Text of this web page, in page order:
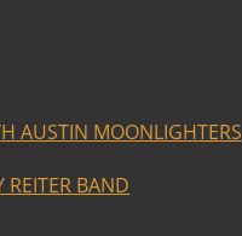
AUSTIN MOONLIGHTERS
REITER BAND